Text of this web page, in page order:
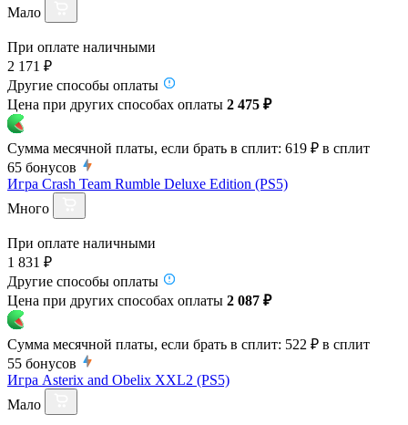
Мало
При оплате наличными
2 171 ₽
Другие способы оплаты
Цена при других способах оплаты 2 475 ₽
Сумма месячной платы, если брать в сплит: 619 ₽ в сплит
65 бонусов
Игра Crash Team Rumble Deluxe Edition (PS5)
Много
При оплате наличными
1 831 ₽
Другие способы оплаты
Цена при других способах оплаты 2 087 ₽
Сумма месячной платы, если брать в сплит: 522 ₽ в сплит
55 бонусов
Игра Asterix and Obelix XXL2 (PS5)
Мало